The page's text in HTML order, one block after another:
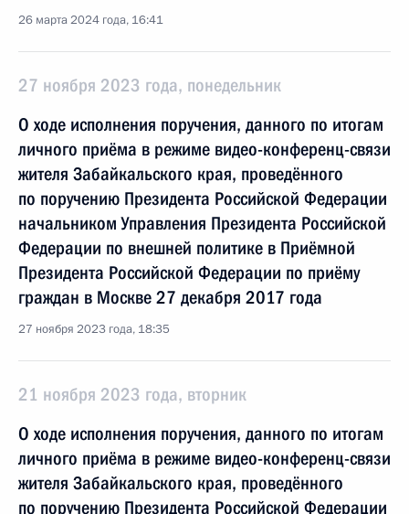
26 марта 2024 года, 16:41
27 ноября 2023 года, понедельник
О ходе исполнения поручения, данного по итогам
личного приёма в режиме видео-конференц-связи
жителя Забайкальского края, проведённого
по поручению Президента Российской Федерации
начальником Управления Президента Российской
Федерации по внешней политике в Приёмной
Президента Российской Федерации по приёму
граждан в Москве 27 декабря 2017 года
27 ноября 2023 года, 18:35
21 ноября 2023 года, вторник
О ходе исполнения поручения, данного по итогам
личного приёма в режиме видео-конференц-связи
жителя Забайкальского края, проведённого
по поручению Президента Российской Федерации